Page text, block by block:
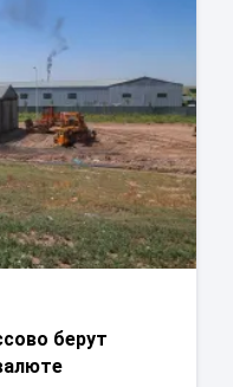
берут